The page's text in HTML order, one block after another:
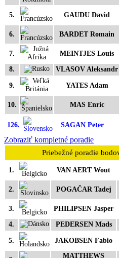
5. GAUDU David
6. BARDET Romain
7. MEINTJES Louis
8. VLASOV Aleksandr
9. YATES Adam
10. MAS Enric
126. SAGAN Peter
Zobraziť kompletné poradie
Priebežné poradie
1. VAN AERT Wout
2. POGAČAR Tadej
3. PHILIPSEN Jasper
4. PEDERSEN Mads
5. JAKOBSEN Fabio
MATTHEWS